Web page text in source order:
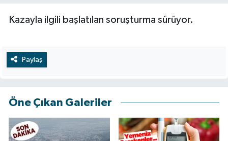
Kazayla ilgili başlatılan soruşturma sürüyor.
Paylaş
Öne Çıkan Galeriler